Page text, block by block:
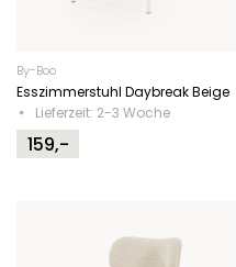
By-Boo
Esszimmerstuhl Daybreak Beige
Lieferzeit: 2-3 Woche
159,-